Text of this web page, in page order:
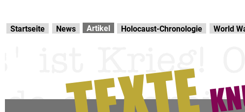
Startseite
News Artikel Holocaust-Chronologie World